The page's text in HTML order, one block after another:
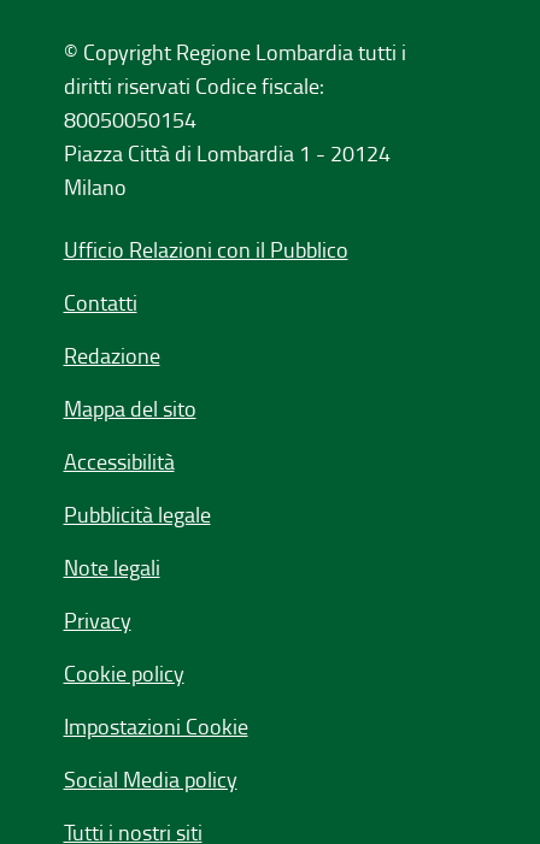
© Copyright Regione Lombardia tutti i
diritti riservati Codice fiscale:
80050050154
Piazza Città di Lombardia 1 - 20124
Milano
Ufficio Relazioni con il Pubblico
Contatti
Redazione
Mappa del sito
Accessibilità
Pubblicità legale
Note legali
Privacy
Cookie policy
Impostazioni Cookie
Social Media policy
Tutti i nostri siti